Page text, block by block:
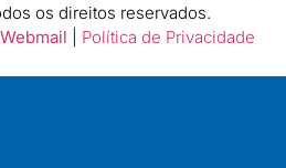
os direitos reservados.
Política de Privacidade